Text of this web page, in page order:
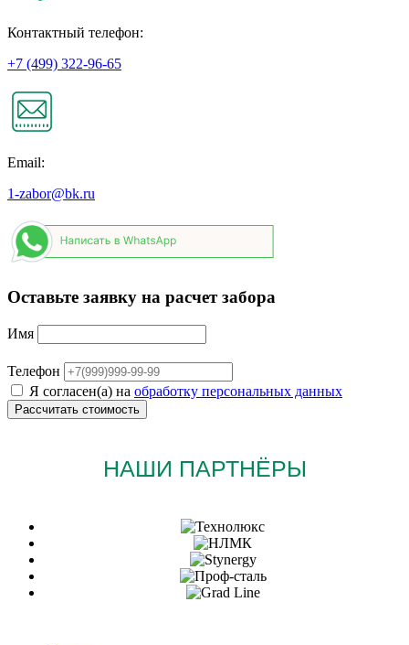
Контактный телефон:
+7 (499) 322-96-65
Email:
1-zabor@bk.ru
Оставьте заявку на расчет забора
Имя
Телефон
Я согласен(а) на обработку персональных данных
НАШИ ПАРТНЁРЫ